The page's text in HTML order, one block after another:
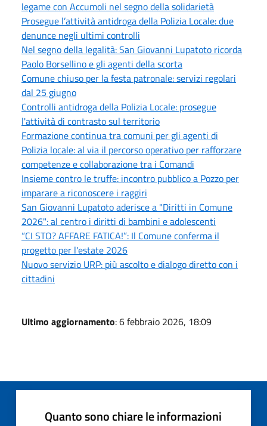
legame con Accumoli nel segno della solidarietà
Prosegue l’attività antidroga della Polizia Locale: due
denunce negli ultimi controlli
Nel segno della legalità: San Giovanni Lupatoto ricorda
Paolo Borsellino e gli agenti della scorta
Comune chiuso per la festa patronale: servizi regolari
dal 25 giugno
Controlli antidroga della Polizia Locale: prosegue
l'attività di contrasto sul territorio
Formazione continua tra comuni per gli agenti di
Polizia locale: al via il percorso operativo per rafforzare
competenze e collaborazione tra i Comandi
Insieme contro le truffe: incontro pubblico a Pozzo per
imparare a riconoscere i raggiri
San Giovanni Lupatoto aderisce a "Diritti in Comune
2026": al centro i diritti di bambini e adolescenti
“CI STO? AFFARE FATICA!”: Il Comune conferma il
progetto per l'estate 2026
Nuovo servizio URP: più ascolto e dialogo diretto con i
cittadini
Ultimo aggiornamento: 6 febbraio 2026, 18:09
Quanto sono chiare le informazioni